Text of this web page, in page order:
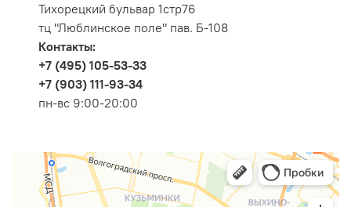
Тихорецкий бульвар 1стр76
тц "Люблинское поле" пав. Б-108
Контакты:
+7 (495) 105-53-33
+7 (903) 111-93-34
пн-вс 9:00-20:00